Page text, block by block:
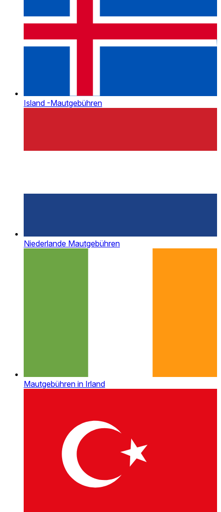
Island -Mautgebühren
Niederlande Mautgebühren
Mautgebühren in Irland